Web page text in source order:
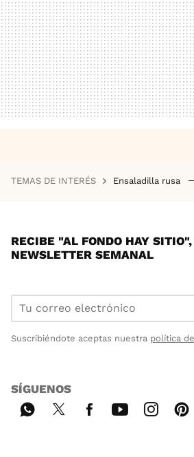
TEMAS DE INTERÉS Ensaladilla rusa
RECIBE "AL FONDO HAY
NEWSLETTER SEMANAL
Suscribiéndote aceptas nuestra política
SÍGUENOS